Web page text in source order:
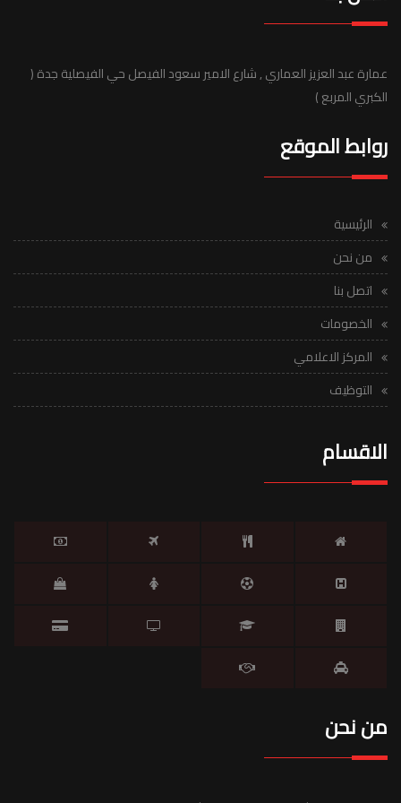
عمارة عبد العزيز العماري , شارع الامير سعود الفيصل حي الفيصلية جدة (
الكبري المربع )
روابط الموقع
الرئيسية
من نحن
اتصل بنا
الخصومات
المركز الاعلامي
التوظيف
الاقسام
من نحن